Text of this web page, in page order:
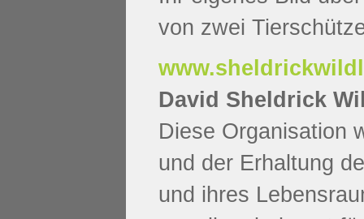
von zwei
David Sheldrick
Diese Organisation
und der Erhaltung
und ihres